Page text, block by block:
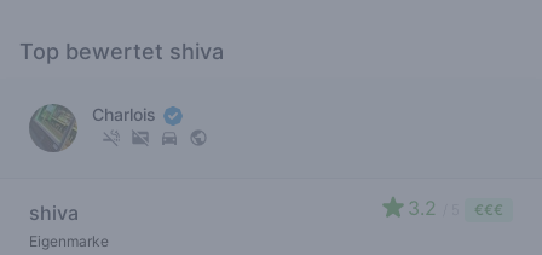
Top bewertet shiva
Charlois
shiva
Eigenmarke
3.2 €€€